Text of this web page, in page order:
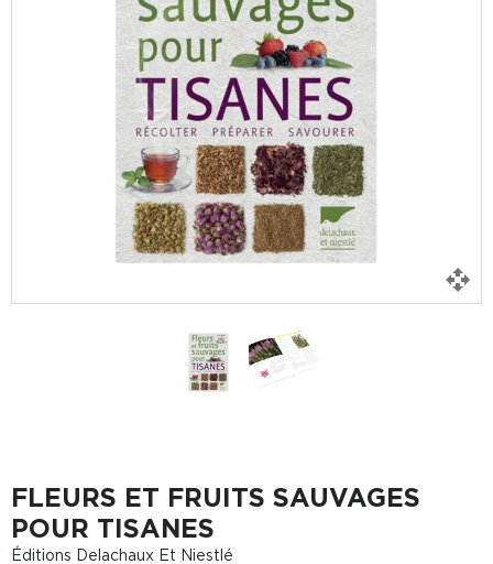
FLEURS ET FRUITS SAUVAGES
POUR TISANES
Éditions Delachaux Et Niestlé